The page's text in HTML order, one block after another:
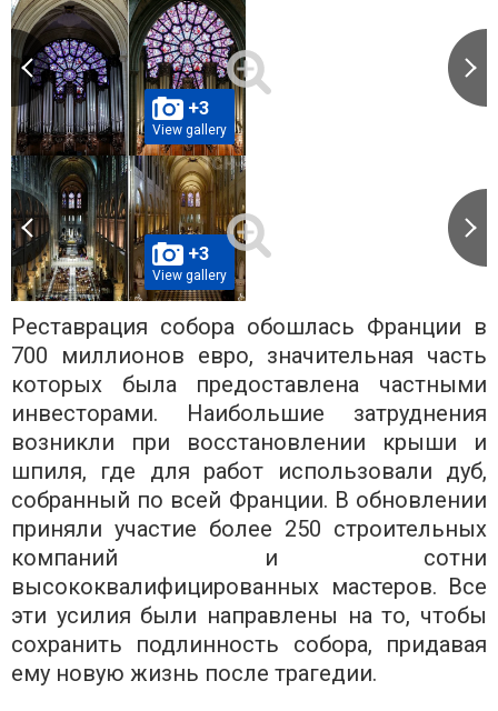
+3
View gallery
+3
View gallery
Реставрация собора обошлась Франции в
700 миллионов евро, значительная часть
которых была предоставлена ​​частными
инвесторами. Наибольшие затруднения
возникли при восстановлении крыши и
шпиля, где для работ использовали дуб,
собранный по всей Франции. В обновлении
приняли участие более 250 строительных
компаний и сотни
высококвалифицированных мастеров. Все
эти усилия были направлены на то, чтобы
сохранить подлинность собора, придавая
ему новую жизнь после трагедии.